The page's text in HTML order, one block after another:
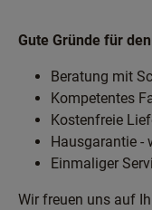
Gute Gründe für
Beratung mit
Kompetentes
Kostenfreie
Hausgarantie -
Einmaliger
Wir freuen uns auf